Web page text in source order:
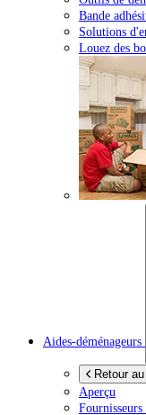
Bande
Solutions
Louez des
Aides-déménageurs
Retour
Aperçu